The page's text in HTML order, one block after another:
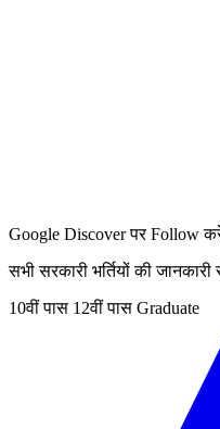
Google Discover पर Follow
सभी सरकारी भर्तियों की
10वीं पास 12वीं पास Graduate